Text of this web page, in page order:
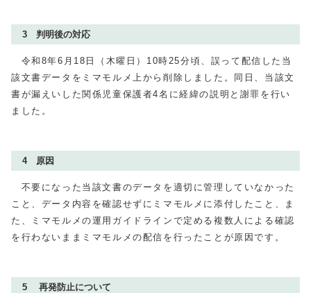
3 判明後の対応
令和8年6月18日（木曜日）10時25分頃、誤って配信した当
該文書データをミマモルメ上から削除しました。同日、当該文
書が漏えいした関係児童保護者4名に経緯の説明と謝罪を行い
ました。
4 原因
不要になった当該文書のデータを適切に管理していなかった
こと、データ内容を確認せずにミマモルメに添付したこと、ま
た、ミマモルメの運用ガイドラインで定める複数人による確認
を行わないままミマモルメの配信を行ったことが原因です。
5 再発防止について